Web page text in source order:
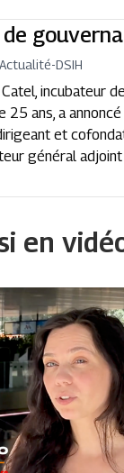
Actualité-DSIH
incubateur
25 ans, a
et
général
en